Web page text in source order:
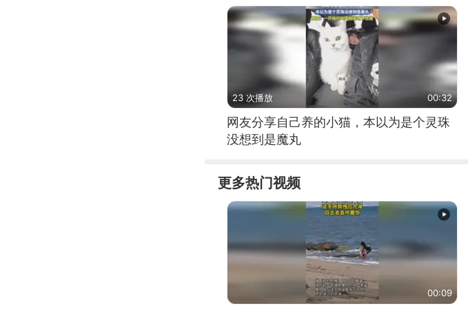
23 次播放 00:32
网友分享自己养的小猫，本以为是个灵珠
没想到是魔丸
更多热门视频
00:09